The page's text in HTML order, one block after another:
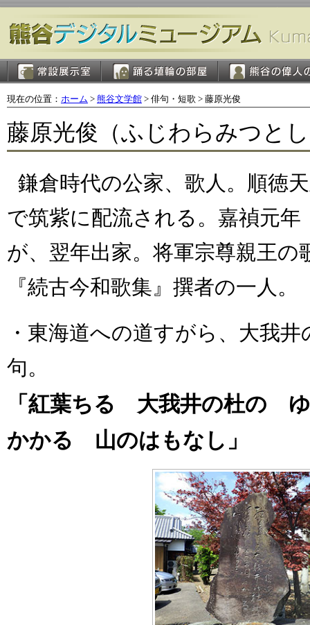
現在の位置： ホーム > 熊谷文学館 > 俳句・短歌 > 藤原光俊
藤原光俊（ふじわらみつと
鎌倉時代の公家、歌人。順徳
で筑紫に配流される。嘉禎元年
が、翌年出家。将軍宗尊親王の
『続古今和歌集』撰者の一人。
・東海道への道すがら、大我
句。
「紅葉ちる 大我井の杜の
かかる 山のはもなし」